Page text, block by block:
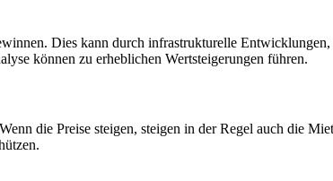
Dies kann durch infrastrukturelle
können zu erheblichen Wertsteigerungen führen.
die Preise steigen, steigen in der Regel auch die